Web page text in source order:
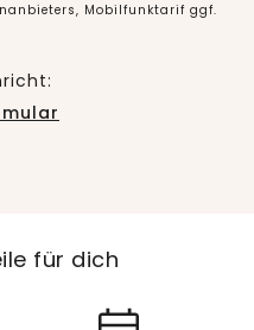
Mobilfunktarif ggf.
für dich